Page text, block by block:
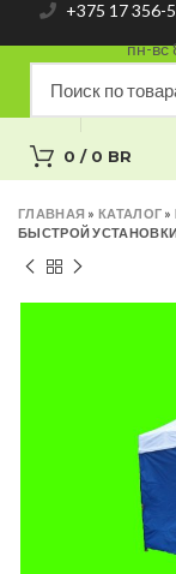
+375 17 356-
пн-вс
0 / 0 BR
ГЛАВНАЯ »КАТАЛОГ »
БЫСТРОЙ